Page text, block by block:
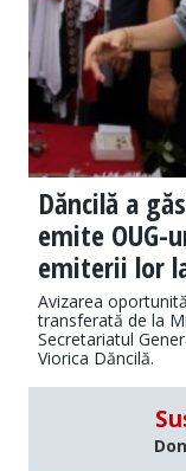
Dăncilă a
emite
emiterii lor
Avizarea
transferată de la
Secretariatul
Viorica Dăncilă.